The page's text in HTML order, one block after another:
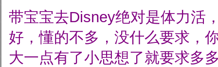
带宝宝去Disney绝对是体力活
好，懂的不多，没什么要求，
大一点有了小思想了就要求多